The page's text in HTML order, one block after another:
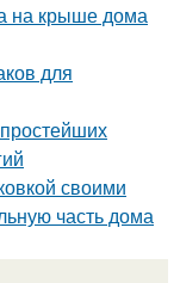
на крыше дома
для
своими
часть дома